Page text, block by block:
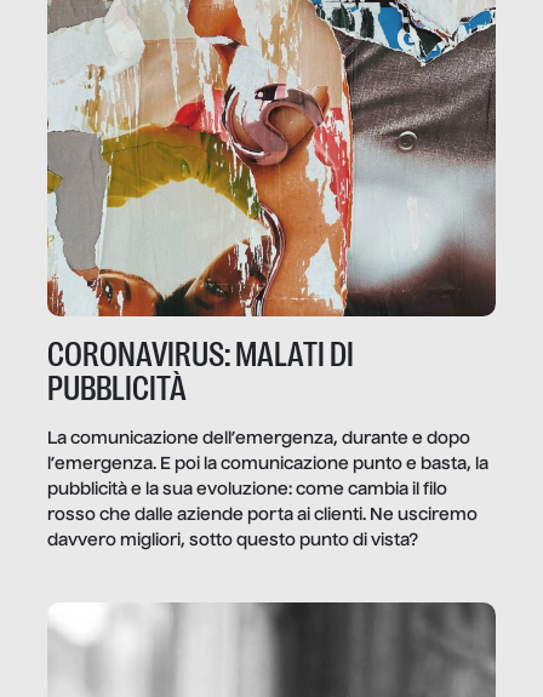
CORONAVIRUS: MALATI DI
PUBBLICITÀ
La comunicazione dell’emergenza, durante e dopo
l’emergenza. E poi la comunicazione punto e basta, la
pubblicità e la sua evoluzione: come cambia il filo
rosso che dalle aziende porta ai clienti. Ne usciremo
davvero migliori, sotto questo punto di vista?